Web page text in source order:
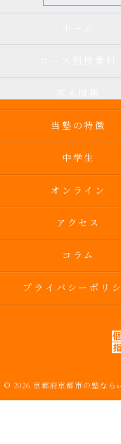
当塾の特徴
中学生
オンライン
アクセス
コラム
プライバシーポリ
© 2026 京都府京都市の塾な